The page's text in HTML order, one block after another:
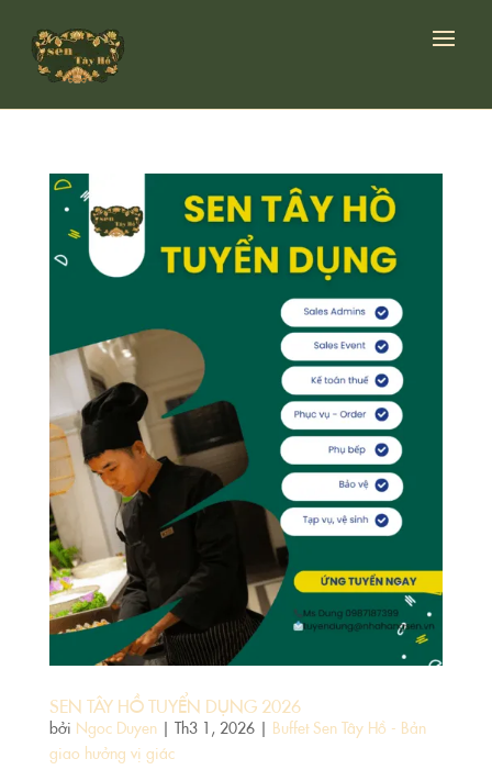
SEN TÂY HỒ TUYỂN DỤNG 2026
bởi Ngoc Duyen| Th3 1, 2026| Buffet Sen Tây Hồ - Bản
giao hưởng vị giác